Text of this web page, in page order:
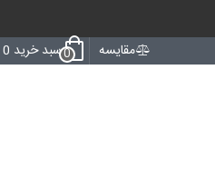
مقایسه 0سبد خرید 0